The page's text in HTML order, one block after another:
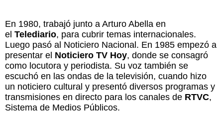
En 1980, trabajó junto a Arturo Abella en
el Telediario, para cubrir temas internacionales.
Luego pasó al Noticiero Nacional. En 1985 empezó a
presentar el Noticiero TV Hoy, donde se consagró
como locutora y periodista. Su voz también se
escuchó en las ondas de la televisión, cuando hizo
un noticiero cultural y presentó diversos programas y
transmisiones en directo para los canales de RTVC,
Sistema de Medios Públicos.